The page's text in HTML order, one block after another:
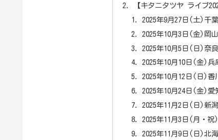
【キタニタツヤ ライブ
2025年9月27日(土)千
2025年10月3日(金)岡
2025年10月5日(日)奈
2025年10月10日(金)
2025年10月12日(日)香
2025年10月24日(金)
2025年11月2日(日)新
2025年11月3日(月・
2025年11月9日(日)北